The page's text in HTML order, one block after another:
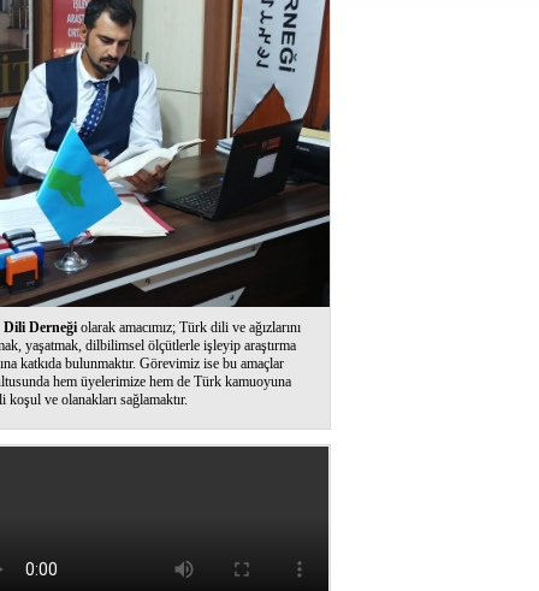
Derneği olarak amacımız; Türk dili ve ağızlarını
yaşatmak, dilbilimsel ölçütlerle işleyip araştırma
katkıda bulunmaktır. Görevimiz ise bu amaçlar
hem üyelerimize hem de Türk kamuoyuna
koşul ve olanakları sağlamaktır.